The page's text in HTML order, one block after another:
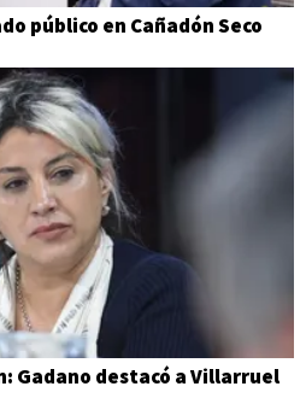
público en Cañadón Seco
Gadano destacó a Villarruel